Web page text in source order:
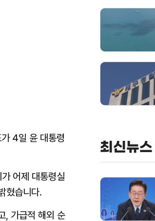
4일 윤 대통령
어제 대통령실
혔습니다.
, 가급적 해외 순
최신뉴스